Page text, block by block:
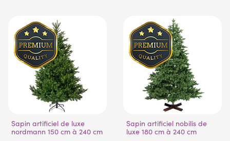
Sapin artificiel de luxe
nordmann 150 cm à 240 cm
Sapin artificiel nobilis de
luxe 180 cm à 240 cm